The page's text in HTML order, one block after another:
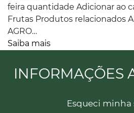
feira quantidade Adicionar ao
Frutas Produtos relacionados
AGRO…
Saiba mais
INFORMAÇÕES
Esqueci minha